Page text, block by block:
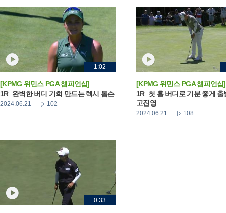
1:02
[KPMG 위민스 PGA 챔피언십]
1R_완벽한 버디 기회 만드는 렉시 톰슨
2024.06.21 102
[KPMG 위민스 PGA 챔피언십]
1R_첫 홀 버디로 기분 좋게 출
고진영
2024.06.21 108
0:33